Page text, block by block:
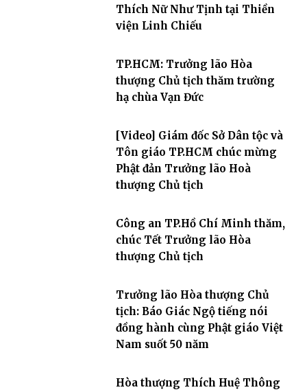
Thích Nữ Như Tịnh tại Thiền
viện Linh Chiếu
TP.HCM: Trưởng lão Hòa
thượng Chủ tịch thăm trường
hạ chùa Vạn Đức
[Video] Giám đốc Sở Dân tộc và
Tôn giáo TP.HCM chúc mừng
Phật đản Trưởng lão Hoà
thượng Chủ tịch
Công an TP.Hồ Chí Minh thăm,
chúc Tết Trưởng lão Hòa
thượng Chủ tịch
Trưởng lão Hòa thượng Chủ
tịch: Báo Giác Ngộ tiếng nói
đồng hành cùng Phật giáo Việt
Nam suốt 50 năm
Hòa thượng Thích Huệ Thông